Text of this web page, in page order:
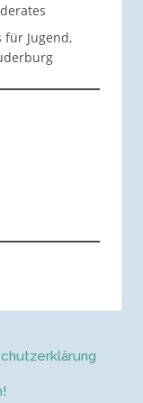
für Jugend,